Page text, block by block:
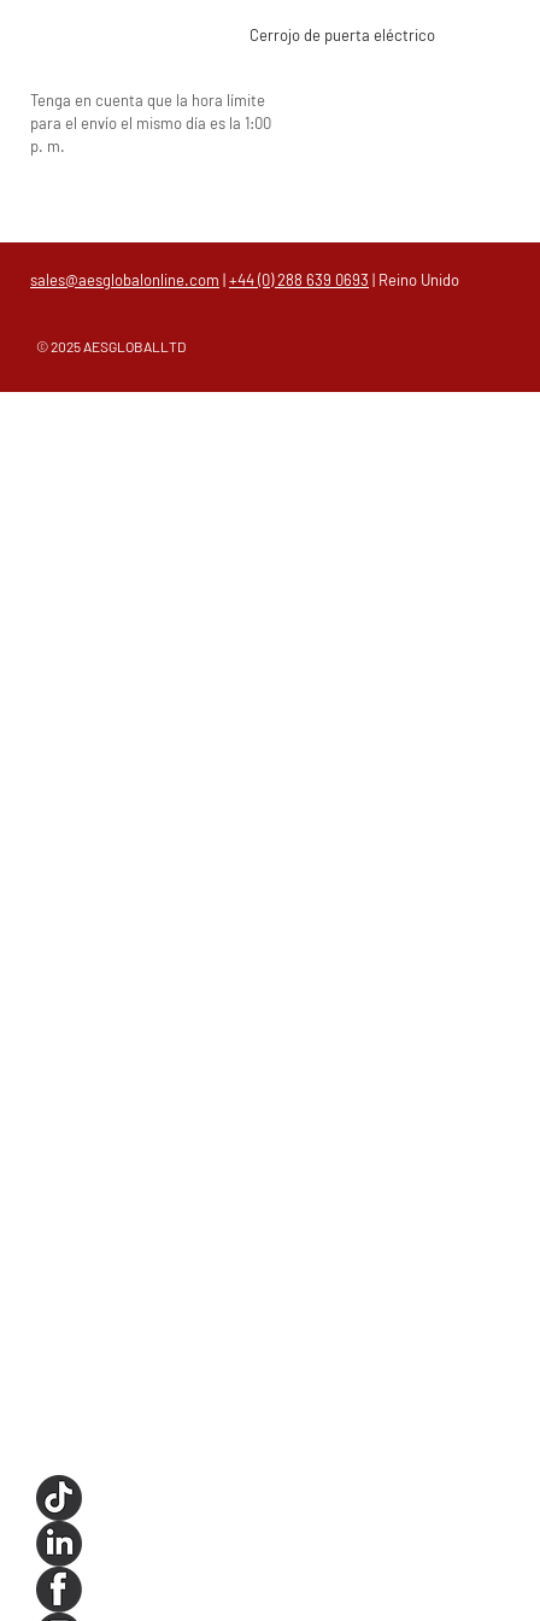
Cerrojo de puerta eléctrico
Tenga en cuenta que la hora límite
para el envío el mismo día es la 1:00
p. m.
sales@aesglobalonline.com |+44 (0) 288 639 0693 | Reino Unido
© 2025 AESGLOBALLTD